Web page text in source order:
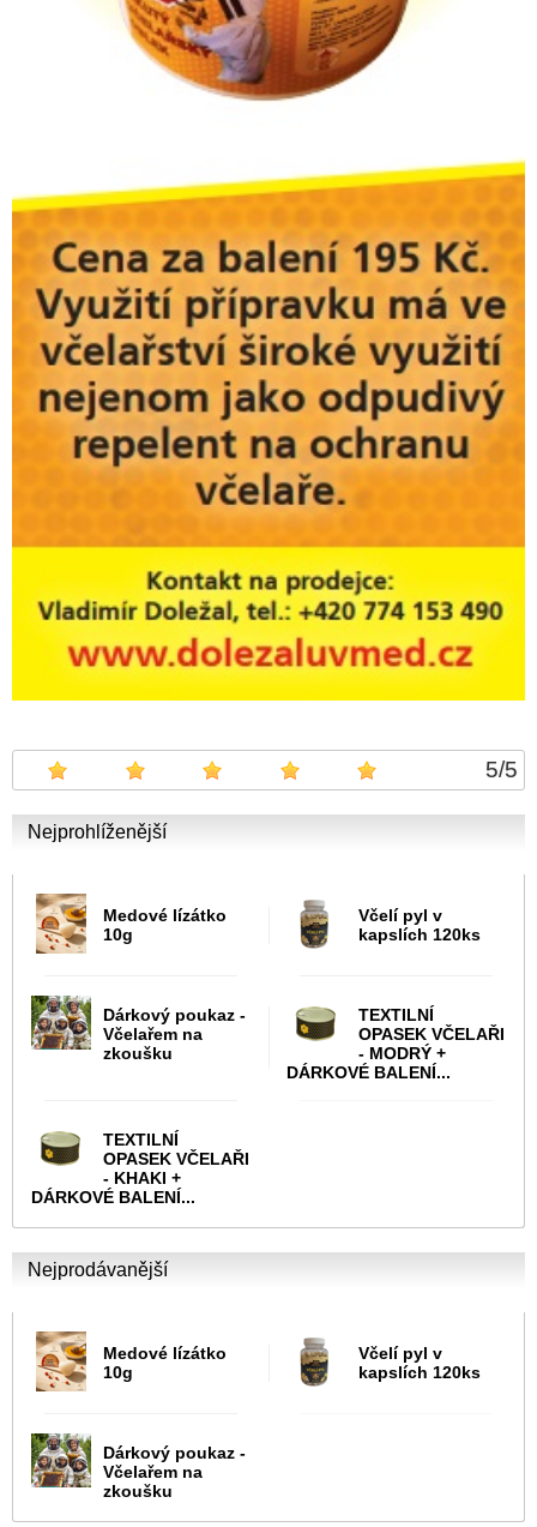
5/5
Nejprohlíženější
Medové lízátko
10g
Včelí pyl v
kapslích 120ks
Dárkový poukaz -
Včelařem na
zkoušku
TEXTILNÍ
OPASEK VČELAŘI
- MODRÝ +
DÁRKOVÉ BALENÍ...
TEXTILNÍ
OPASEK VČELAŘI
- KHAKI +
DÁRKOVÉ BALENÍ...
Nejprodávanější
Medové lízátko
10g
Včelí pyl v
kapslích 120ks
Dárkový poukaz -
Včelařem na
zkoušku